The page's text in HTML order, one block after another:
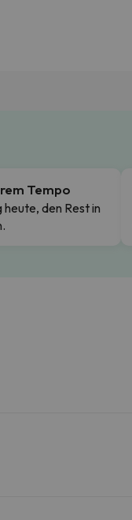
Tempo
den Rest in